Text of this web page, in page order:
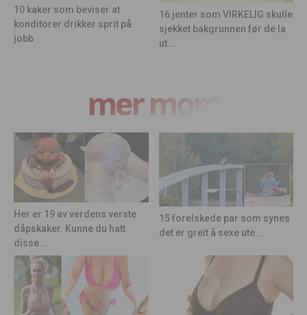
10 kaker som beviser at
konditorer drikker sprit på
jobb
16 jenter som VIRKELIG skulle
sjekket bakgrunnen før de la
ut...
mer moro
Her er 19 av verdens verste
dåpskaker. Kunne du hatt
disse...
15 forelskede par som synes
det er greit å sexe ute...